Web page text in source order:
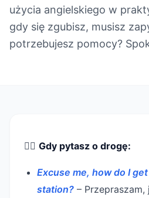
użycia angielskiego w
gdy się zgubisz, musisz
potrzebujesz pomocy?
🚶‍♂️ Gdy pytasz o drogę:
Excuse me, how do I
station?– Przepraszam,